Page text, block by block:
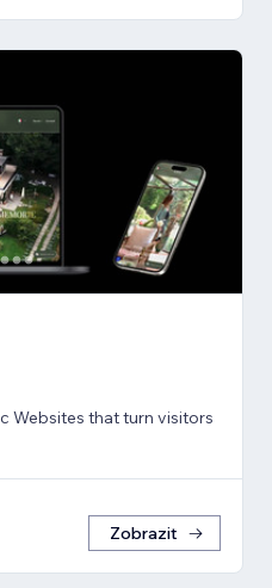
Websites that turn visitors
Zobrazit